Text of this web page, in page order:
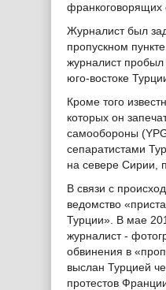
франкоговорящих
Журналист был
пропускном
журналист
юго-востоке
Кроме того
которых он
самообороны
сепаратистами
на севере Сирии,
В связи с
ведомство
Турции». В мае
журналист -
обвинения в
выслан Турцией
протестов